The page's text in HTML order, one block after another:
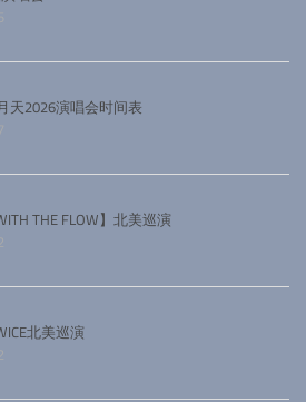
天2026演唱会时间表
THE FLOW】北美巡演
北美巡演